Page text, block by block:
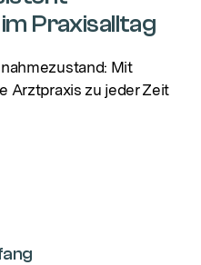
Praxisalltag
Mit
Arztpraxis zu jeder Zeit